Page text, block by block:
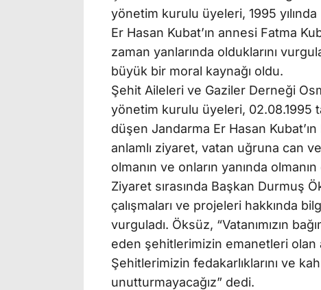
yönetim kurulu üyeleri, 1995
Er Hasan Kubat’ın annesi Fatma
zaman yanlarında olduklarını
büyük bir moral kaynağı oldu.
Şehit Aileleri ve Gaziler Derneği
yönetim kurulu üyeleri, 02.08.1995
düşen Jandarma Er Hasan
anlamlı ziyaret, vatan uğruna can
olmanın ve onların yanında
Ziyaret sırasında Başkan Durmuş
çalışmaları ve projeleri hakkında
vurguladı. Öksüz, “Vatanımızın
eden şehitlerimizin emanetleri olan
Şehitlerimizin fedakarlıklarını ve
unutturmayacağız” dedi.